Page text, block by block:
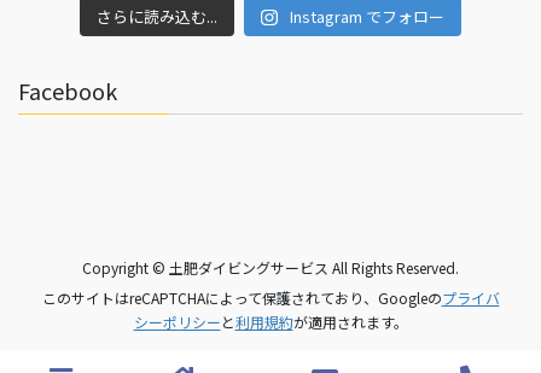
さらに読み込む... Instagram でフォロー
Facebook
Copyright © 土肥ダイビングサービス All Rights Reserved.
このサイトはreCAPTCHAによって保護されており、Googleのプライバ
シーポリシーと利用規約が適用されます。